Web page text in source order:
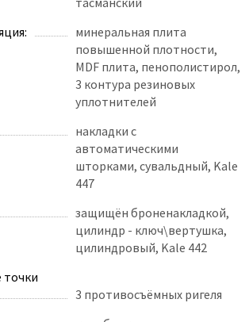
минеральная плита
повышенной плотности,
MDF плита, пенополистирол,
3 контура резиновых
уплотнителей
накладки с
автоматическими
шторками, сувальдный, Kale
447
защищён броненакладкой,
цилиндр - ключ\вертушка,
цилиндровый, Kale 442
3 противосъёмных ригеля